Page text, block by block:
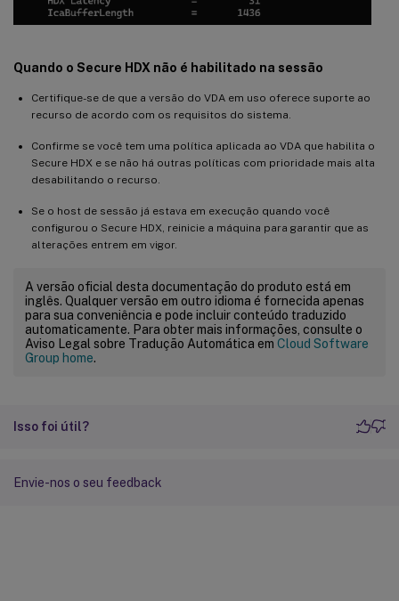
Quando o Secure HDX não é habilitado na sessão
Certifique-se de que a versão do VDA em uso oferece suporte ao
recurso de acordo com os requisitos do sistema.
Confirme se você tem uma política aplicada ao VDA que habilita o
Secure HDX e se não há outras políticas com prioridade mais alta
desabilitando o recurso.
Se o host de sessão já estava em execução quando você
configurou o Secure HDX, reinicie a máquina para garantir que as
alterações entrem em vigor.
A versão oficial desta documentação do produto está em
inglês. Qualquer versão em outro idioma é fornecida apenas
para sua conveniência e pode incluir conteúdo traduzido
automaticamente. Para obter mais informações, consulte o
Aviso Legal sobre Tradução Automática em Cloud Software
Group home.
Isso foi útil?
Envie-nos o seu feedback